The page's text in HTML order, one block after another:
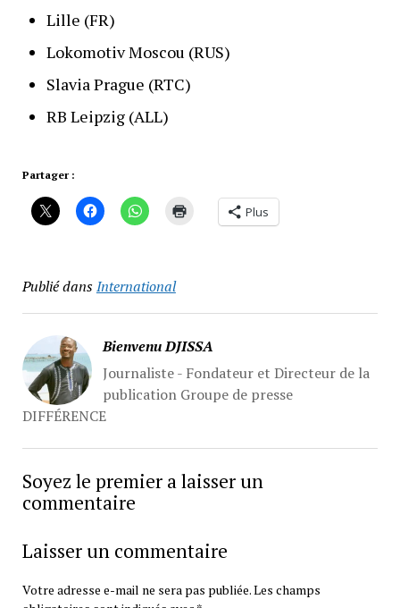
Lille (FR)
Lokomotiv Moscou (RUS)
Slavia Prague (RTC)
RB Leipzig (ALL)
Partager :
Plus
Publié dansInternational
Bienvenu DJISSA
Journaliste - Fondateur et Directeur de la
publication Groupe de presse
DIFFÉRENCE
Soyez le premier a laisser un
commentaire
Laisser un commentaire
Votre adresse e-mail ne sera pas publiée.Les champs